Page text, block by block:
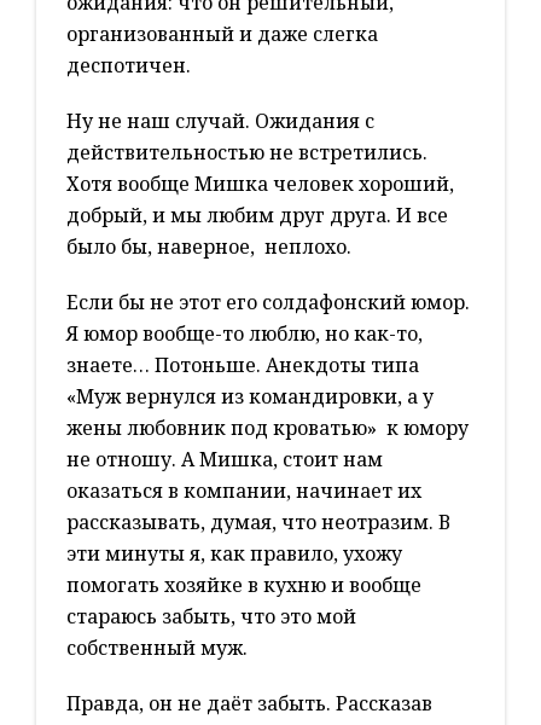
организованный и даже слегка
деспотичен.
Ну не наш случай. Ожидания с
действительностью не встретились.
Хотя вообще Мишка человек хороший,
добрый, и мы любим друг друга. И все
было бы, наверное, неплохо.
Если бы не этот его солдафонский юмор.
Я юмор вообще-то люблю, но как-то,
знаете… Потоньше. Анекдоты типа
«Муж вернулся из командировки, а у
жены любовник под кроватью» к юмору
не отношу. А Мишка, стоит нам
оказаться в компании, начинает их
рассказывать, думая, что неотразим. В
эти минуты я, как правило, ухожу
помогать хозяйке в кухню и вообще
стараюсь забыть, что это мой
собственный муж.
Правда, он не даёт забыть. Рассказав